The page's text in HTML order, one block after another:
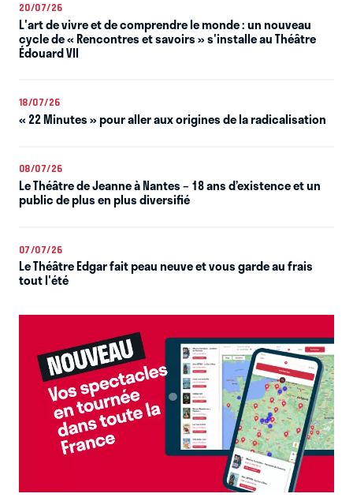
20/07/26
L'art de vivre et de comprendre le monde : un nouveau
cycle de « Rencontres et savoirs » s'installe au Théâtre
Édouard VII
18/07/26
« 22 Minutes » pour aller aux origines de la radicalisation
08/07/26
Le Théâtre de Jeanne à Nantes – 18 ans d’existence et un
public de plus en plus diversifié
07/07/26
Le Théâtre Edgar fait peau neuve et vous garde au frais
tout l'été